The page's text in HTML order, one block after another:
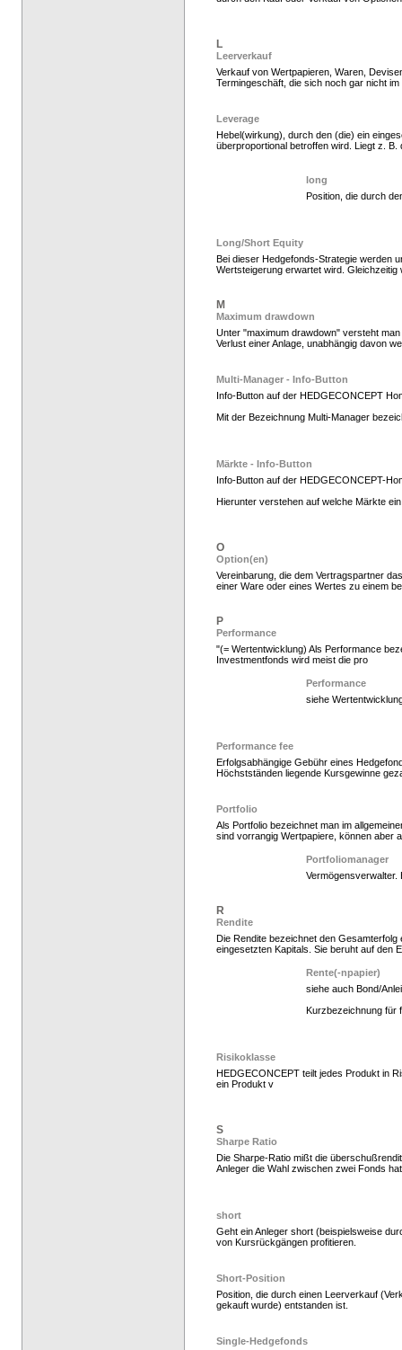
L
Leerverkauf
Verkauf von Wertpapieren, Waren,
Termingeschäft, die sich noch gar nicht
Leverage
Hebel(wirkung), durch den (die) ein
überproportional betroffen wird. Liegt z. B.
long
Position, die durch
Long/Short Equity
Bei dieser Hedgefonds-Strategie werden
Wertsteigerung erwartet wird. Gleichzeitig
M
Maximum drawdown
Unter "maximum drawdown" versteht
Verlust einer Anlage, unabhängig davon
Multi-Manager - Info-Button
Info-Button auf der HEDGECONCEPT
Mit der Bezeichnung Multi-Manager
Märkte - Info-Button
Info-Button auf der HEDGECONCEPT-
Hierunter verstehen auf welche Märkte
O
Option(en)
Vereinbarung, die dem Vertragspartner
einer Ware oder eines Wertes zu einem
P
Performance
"(= Wertentwicklung) Als Performance
Investmentfonds wird meist die pro
Performance
siehe
Performance fee
Erfolgsabhängige Gebühr eines
Höchstständen liegende Kursgewinne
Portfolio
Als Portfolio bezeichnet man im
sind vorrangig Wertpapiere, können aber
Portfoliomanager
R
Rendite
Die Rendite bezeichnet den
eingesetzten Kapitals. Sie beruht auf den
Rente(-npapier)
siehe auch Bond/
Kurzbezeichnung für
Risikoklasse
HEDGECONCEPT teilt jedes Produkt in
ein Produkt v
S
Sharpe Ratio
Die Sharpe-Ratio mißt die
Anleger die Wahl zwischen zwei Fonds
short
Geht ein Anleger short (beispielsweise
von Kursrückgängen profitieren.
Short-Position
Position, die durch einen Leerverkauf
gekauft wurde) entstanden ist.
Single-Hedgefonds